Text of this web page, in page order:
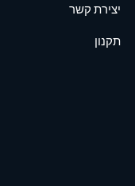
יצירת קשר
תקנון